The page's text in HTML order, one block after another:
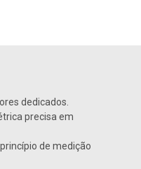
dedicados.
precisa em
de medição